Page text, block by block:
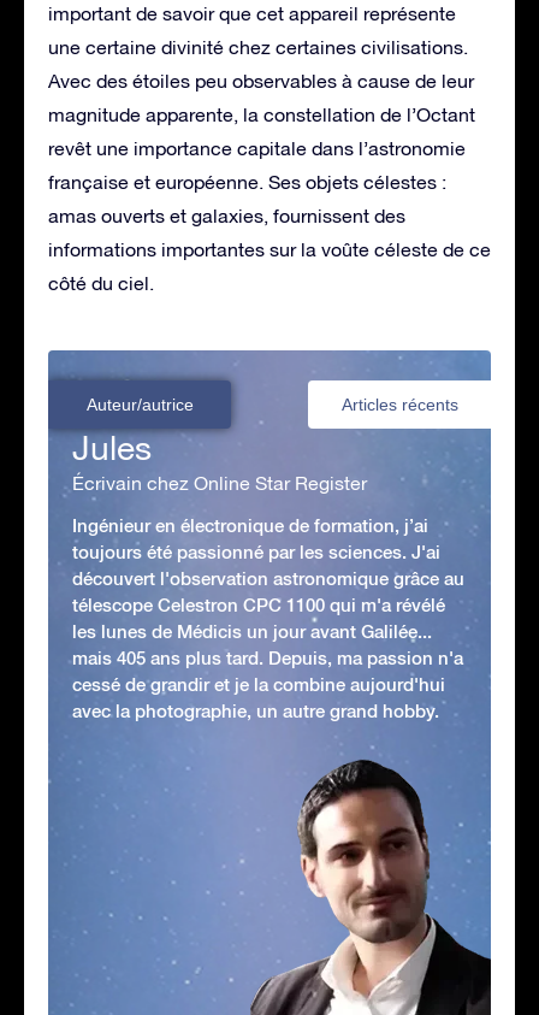
important de savoir que cet appareil représente
une certaine divinité chez certaines civilisations.
Avec des étoiles peu observables à cause de leur
magnitude apparente, la constellation de l’Octant
revêt une importance capitale dans l’astronomie
française et européenne. Ses objets célestes :
amas ouverts et galaxies, fournissent des
informations importantes sur la voûte céleste de ce
côté du ciel.
Auteur/autrice Articles récents
Jules
Écrivain chez Online Star Register
Ingénieur en électronique de formation, j’ai
toujours été passionné par les sciences. J'ai
découvert l'observation astronomique grâce au
télescope Celestron CPC 1100 qui m'a révélé
les lunes de Médicis un jour avant Galilée...
mais 405 ans plus tard. Depuis, ma passion n'a
cessé de grandir et je la combine aujourd'hui
avec la photographie, un autre grand hobby.